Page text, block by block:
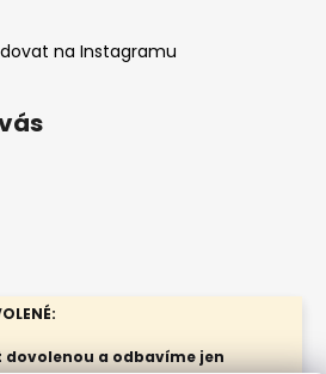
dovolenou a odbavíme jen
na Instagramu